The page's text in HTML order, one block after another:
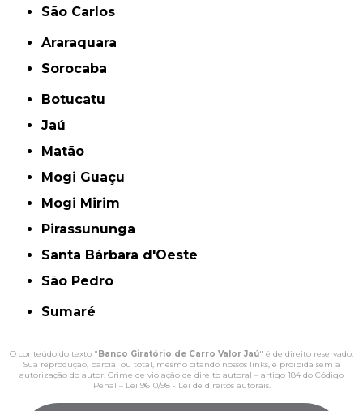
São Carlos
Araraquara
Sorocaba
Botucatu
Jaú
Matão
Mogi Guaçu
Mogi Mirim
Pirassununga
Santa Bárbara d'Oeste
São Pedro
Sumaré
O conteúdo do texto "Banco Giratório de Carro Valor Jaú" é de direito reservado.
Sua reprodução, parcial ou total, mesmo citando nossos links, é proibida sem a
autorização do autor. Crime de violação de direito autoral – artigo 184 do Código
Penal – Lei 9610/98 - Lei de direitos autorais.